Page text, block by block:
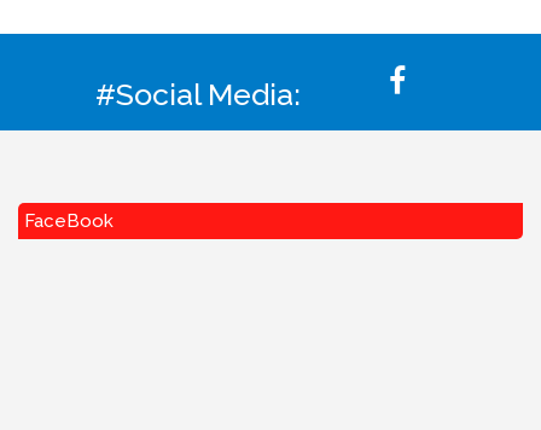
#Social Media:
FaceBook